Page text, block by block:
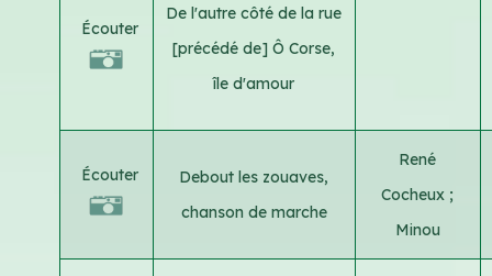
Écouter
De l'autre côté de la rue
[précédé de] Ô Corse,
île d'amour
Écouter
Debout les zouaves,
chanson de marche
René
Cocheux ;
Minou